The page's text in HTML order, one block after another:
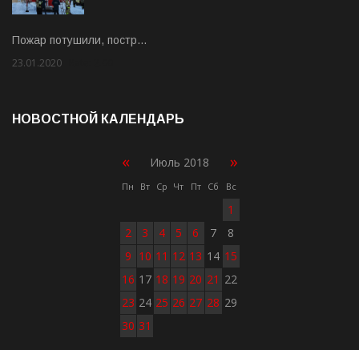
Пожар потушили, постр…
23.01.2020
НОВОСТНОЙ КАЛЕНДАРЬ
« Июль 2018 »
Пн Вт Ср Чт Пт Сб Вс
1
2
3 4 5 6 7
8
9 10 11 12 13 14 15
16 17 18 19 20 21 22
23 24 25 26 27 28 29
30 31